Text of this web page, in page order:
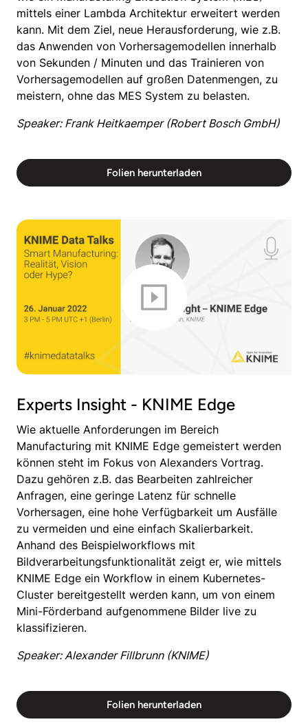
mittels einer Lambda Architektur erweitert werden
kann. Mit dem Ziel, neue Herausforderung, wie z.B.
das Anwenden von Vorhersagemodellen innerhalb
von Sekunden / Minuten und das Trainieren von
Vorhersagemodellen auf großen Datenmengen, zu
meistern, ohne das MES System zu belasten.
Speaker: Frank Heitkaemper (Robert Bosch GmbH)
Folien herunterladen
Experts Insight - KNIME Edge
Wie aktuelle Anforderungen im Bereich
Manufacturing mit KNIME Edge gemeistert werden
können steht im Fokus von Alexanders Vortrag.
Dazu gehören z.B. das Bearbeiten zahlreicher
Anfragen, eine geringe Latenz für schnelle
Vorhersagen, eine hohe Verfügbarkeit um Ausfälle
zu vermeiden und eine einfach Skalierbarkeit.
Anhand des Beispielworkflows mit
Bildverarbeitungsfunktionalität zeigt er, wie mittels
KNIME Edge ein Workflow in einem Kubernetes-
Cluster bereitgestellt werden kann, um von einem
Mini-Förderband aufgenommene Bilder live zu
klassifizieren.
Speaker: Alexander Fillbrunn (KNIME)
Folien herunterladen